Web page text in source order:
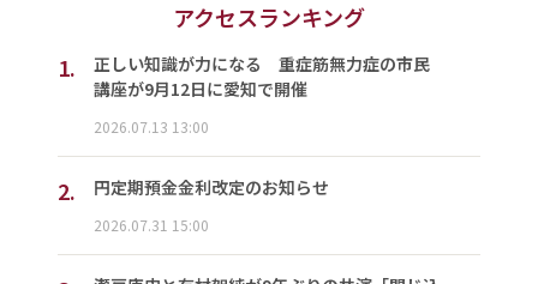
アクセスランキング
1.
正しい知識が力になる 重症筋無力症の市民
講座が9月12日に愛知で開催
2026.07.13 13:00
2. 円定期預金金利改定のお知らせ
2026.07.31 15:00